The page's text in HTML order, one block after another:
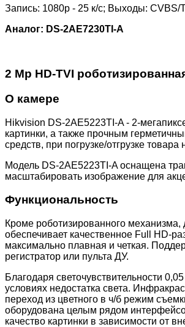
Запись: 1080p - 25 к/с; Выходы: CVBS/
Аналог: DS-2AE7230TI-A
2 Mp HD-TVI
О камере
Hikvision DS-2AE5223TI-A - 2-
картинки, а также прочным
средств, при погрузке/отгрузке
Модель DS-2AE5223TI-A оснащена
масштабировать изображение для
Функциональность
Кроме роботизированного
обеспечивает качественное Full HD-
максимально плавная и четкая.
регистратор или пульта ДУ.
Благодаря светочувствительности
условиях недостатка света.
переход из цветного в ч/б режим
оборудована целым рядом
качество картинки в зависимости от